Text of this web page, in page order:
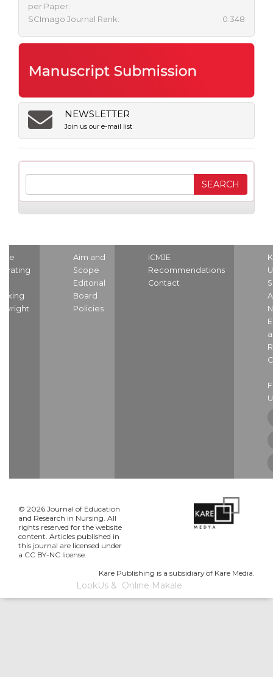
per Paper:
SCImago Journal Rank: 0.348
NEWSLETTER
Join us our e-mail list
Aim and
Scope
Editorial
Board
Policies
ICMJE
Recommendations
Contact
© 2026 Journal of Education
and Research in Nursing. All
rights reserved for the website
content. Articles published in
this journal are licensed under
a CC BY-NC license.
Kare Publishing is a subsidiary of Kare Media.
LookUs& Online Makale